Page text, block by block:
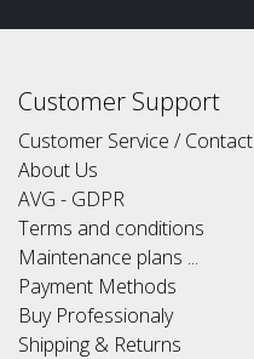
Customer Support
Customer Service / Contact
About Us
AVG - GDPR
Terms and conditions
Maintenance plans ...
Payment Methods
Buy Professionaly
Shipping & Returns